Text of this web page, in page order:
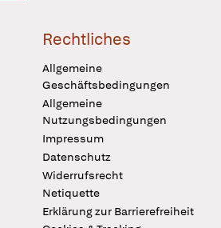
Rechtliches
Allgemeine
Geschäftsbedingungen
Allgemeine
Nutzungsbedingungen
Impressum
Datenschutz
Widerrufsrecht
Netiquette
Erklärung zur Barrierefreiheit